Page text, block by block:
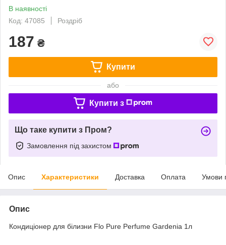
В наявності
Код: 47085
Роздріб
187 ₴
Купити
або
Купити з
Що таке купити з Пром?
Замовлення під захистом
Опис Характеристики Доставка Оплата Умови
Опис
Кондиціонер для білизни Flo Pure Perfume Gardenia 1л